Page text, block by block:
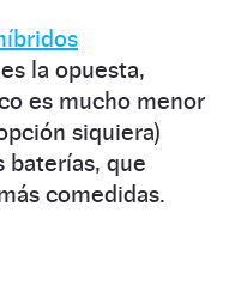
la opuesta,
es mucho menor
siquiera)
baterías, que
comedidas.